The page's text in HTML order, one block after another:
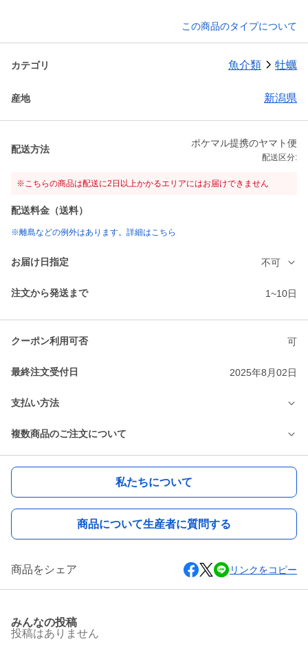
この商品のタイプについて
カテゴリ 魚介類 牡蠣
産地 新潟県
配送方法
ポケマル提携のヤマト便
配送区分:
※こちらの商品は配送に2日以上かかるエリアにはお届けできません
配送料金（送料）
※離島などの例外はあります。詳細はこちら
お届け日指定 不可
注文から発送まで 1~10日
クーポン利用可否 可
最終注文受付日 2025年8月02日
支払い方法
複数商品のご注文について
私たちについて
商品について生産者に質問する
商品をシェア リンクをコピー
みんなの投稿
投稿はありません